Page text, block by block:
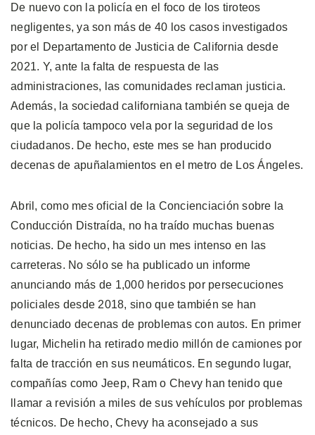
De nuevo con la policía en el foco de los tiroteos
negligentes, ya son más de 40 los casos investigados
por el Departamento de Justicia de California desde
2021. Y, ante la falta de respuesta de las
administraciones, las comunidades reclaman justicia.
Además, la sociedad californiana también se queja de
que la policía tampoco vela por la seguridad de los
ciudadanos. De hecho, este mes se han producido
decenas de apuñalamientos en el metro de Los Ángeles.
Abril, como mes oficial de la Concienciación sobre la
Conducción Distraída, no ha traído muchas buenas
noticias. De hecho, ha sido un mes intenso en las
carreteras. No sólo se ha publicado un informe
anunciando más de 1,000 heridos por persecuciones
policiales desde 2018, sino que también se han
denunciado decenas de problemas con autos. En primer
lugar, Michelin ha retirado medio millón de camiones por
falta de tracción en sus neumáticos. En segundo lugar,
compañías como Jeep, Ram o Chevy han tenido que
llamar a revisión a miles de sus vehículos por problemas
técnicos. De hecho, Chevy ha aconsejado a sus